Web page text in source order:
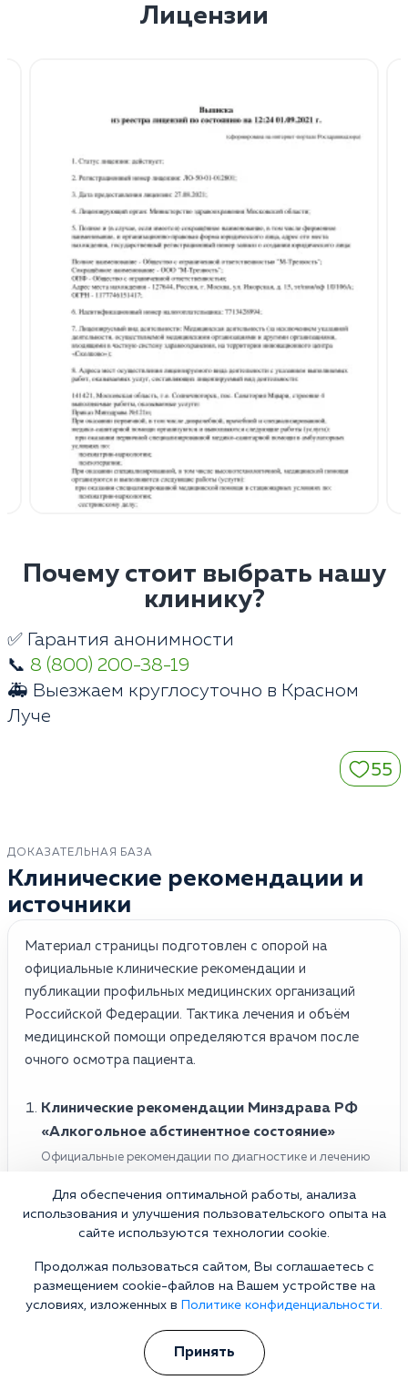
Лицензии
Почему стоит выбрать нашу
клинику?
✅ Гарантия анонимности
📞 8 (800) 200-38-19
🚑 Выезжаем круглосуточно в Красном
Луче
55
ДОКАЗАТЕЛЬНАЯ БАЗА
Клинические рекомендации и
источники
Материал страницы подготовлен с опорой на
официальные клинические рекомендации и
публикации профильных медицинских организаций
Российской Федерации. Тактика лечения и объём
медицинской помощи определяются врачом после
очного осмотра пациента.
Клинические рекомендации Минздрава РФ
«Алкогольное абстинентное состояние»
Официальные рекомендации по диагностике и лечению
Открыть рекомендации на cr.minzdrav.gov.ru
Минздрав РФ — публикация о клинических
рекомендациях по синдрому отмены алкоголя
Разъяснение подходов к лечению алкогольной
абстиненции.
Материал на edu.rosminzdrav.ru
Национальное наркологическое общество
Для обеспечения оптимальной работы, анализа
использования и улучшения пользовательского опыта на
сайте используются технологии cookie.
Продолжая пользоваться сайтом, Вы соглашаетесь с
размещением cookie-файлов на Вашем устройстве на
условиях, изложенных в
Политике конфиденциальности.
Принять